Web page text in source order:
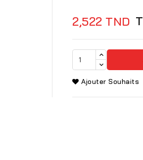
2,522 TND
Ajouter Souhaits